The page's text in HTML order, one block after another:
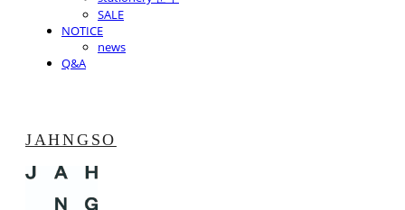
SALE
NOTICE
news
Q&A
JAHNGSO